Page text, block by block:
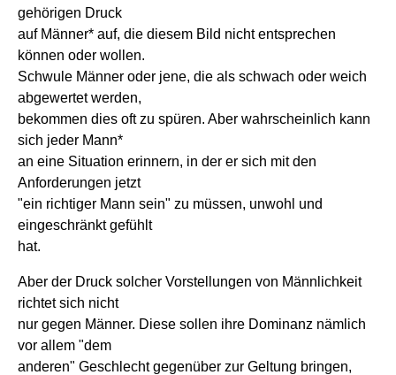
gehörigen Druck
auf Männer* auf, die diesem Bild nicht entsprechen
können oder wollen.
Schwule Männer oder jene, die als schwach oder weich
abgewertet werden,
bekommen dies oft zu spüren. Aber wahrscheinlich kann
sich jeder Mann*
an eine Situation erinnern, in der er sich mit den
Anforderungen jetzt
"ein richtiger Mann sein" zu müssen, unwohl und
eingeschränkt gefühlt
hat.
Aber der Druck solcher Vorstellungen von Männlichkeit
richtet sich nicht
nur gegen Männer. Diese sollen ihre Dominanz nämlich
vor allem "dem
anderen" Geschlecht gegenüber zur Geltung bringen,